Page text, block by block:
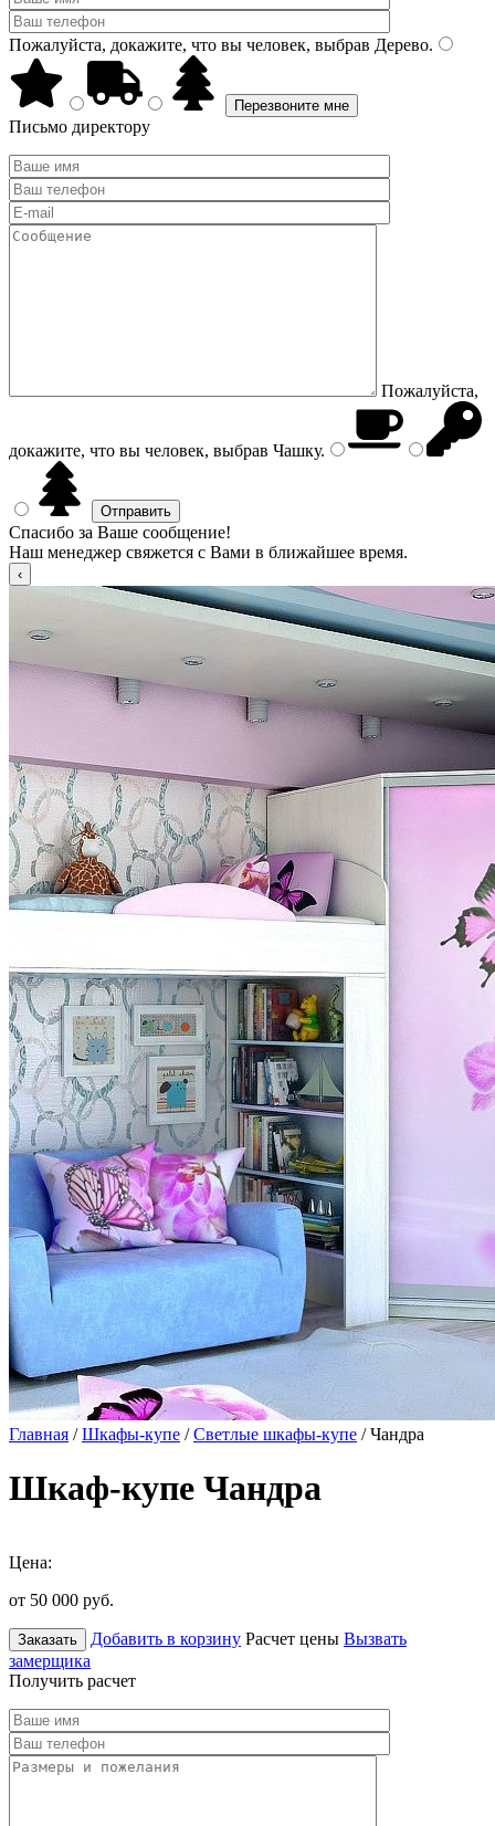
Пожалуйста, докажите, что вы человек, выбрав Дерево.
Письмо директору
Пожалуйста,
докажите, что вы человек, выбрав Чашку.
Спасибо за Ваше сообщение!
Наш менеджер свяжется с Вами в ближайшее время.
Главная /Шкафы-купе /Светлые шкафы-купе / Чандра
Шкаф-купе Чандра
Цена:
от 50 000 руб.
Заказать Добавить в корзину Расчет цены Вызвать
замерщика
Получить расчет